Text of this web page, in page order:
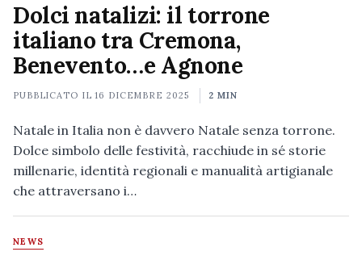
Dolci natalizi: il torrone
italiano tra Cremona,
Benevento…e Agnone
PUBBLICATO IL16 DICEMBRE 2025 2 MIN
Natale in Italia non è davvero Natale senza torrone.
Dolce simbolo delle festività, racchiude in sé storie
millenarie, identità regionali e manualità artigianale
che attraversano i…
NEWS